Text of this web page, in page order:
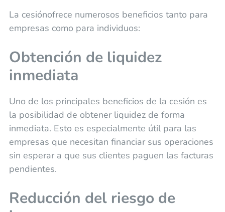
La cesiónofrece numerosos beneficios tanto para
empresas como para individuos:
Obtención de liquidez
inmediata
Uno de los principales beneficios de la cesión es
la posibilidad de obtener liquidez de forma
inmediata. Esto es especialmente útil para las
empresas que necesitan financiar sus operaciones
sin esperar a que sus clientes paguen las facturas
pendientes.
Reducción del riesgo de